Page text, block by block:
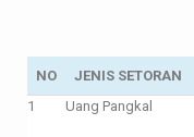
NO JENIS SETORAN
1
Uang Pangkal